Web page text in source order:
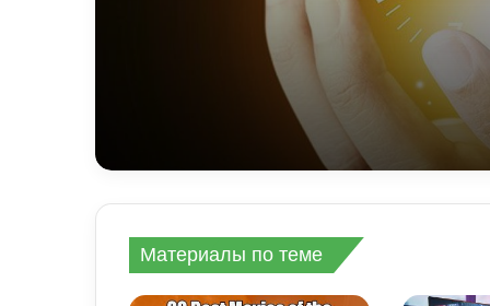
«магічність» і
Материалы по теме